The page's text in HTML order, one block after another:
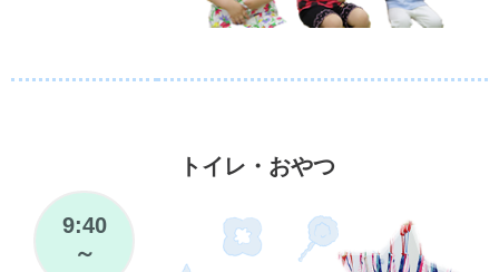
9:40
～
トイレ・おやつ